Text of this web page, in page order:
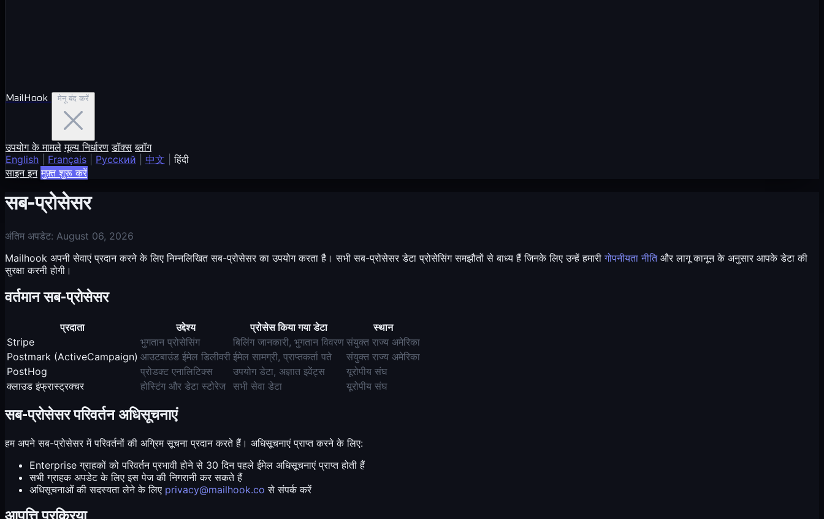
MailHook मेनू बंद करें
उपयोग के मामले मूल्य निर्धारण डॉक्स ब्लॉग
English
Français Русский 中文
हिंदी
साइन इन मुफ़्त शुरू करें
सब-प्रोसेसर
अंतिम अपडेट: August 06, 2026
Mailhook अपनी सेवाएं प्रदान करने के लिए निम्नलिखित सब-प्रोसेसर का उपयोग करता है। सभी सब-प्रोसेसर डेटा प्रोसेसिंग समझौतों से बाध्य हैं जिनके लिए उन्हें हमारीगोपनीयता नीतिऔर लागू कानून के अनुसार आपके डेटा की
सुरक्षा करनी होगी।
वर्तमान सब-प्रोसेसर
प्रदाता उद्देश्य प्रोसेस किया गया डेटा
स्थान
Stripe
भुगतान प्रोसेसिंग बिलिंग जानकारी, भुगतान विवरण संयुक्त राज्य अमेरिका
Postmark (ActiveCampaign) आउटबाउंड ईमेल डिलीवरी ईमेल सामग्री, प्राप्तकर्ता पते
संयुक्त राज्य अमेरिका
PostHog
प्रोडक्ट एनालिटिक्स उपयोग डेटा, अज्ञात इवेंट्स
यूरोपीय संघ
क्लाउड इंफ्रास्ट्रक्चर
होस्टिंग और डेटा स्टोरेज सभी सेवा डेटा यूरोपीय संघ
सब-प्रोसेसर परिवर्तन अधिसूचनाएं
हम अपने सब-प्रोसेसर में परिवर्तनों की अग्रिम सूचना प्रदान करते हैं। अधिसूचनाएं प्राप्त करने के लिए:
Enterprise ग्राहकों को परिवर्तन प्रभावी होने से 30 दिन पहले ईमेल अधिसूचनाएं प्राप्त होती हैं
सभी ग्राहक अपडेट के लिए इस पेज की निगरानी कर सकते हैं
अधिसूचनाओं की सदस्यता लेने के लिए privacy@mailhook.co से संपर्क करें